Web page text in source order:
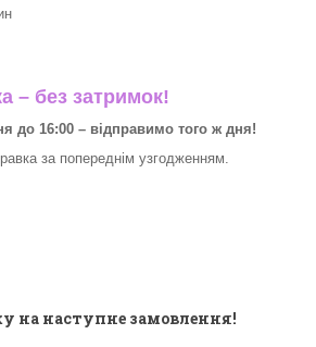
– без затримок!
до 16:00 – відправимо того ж дня!
за попереднім узгодженням.
на наступне замовлення!